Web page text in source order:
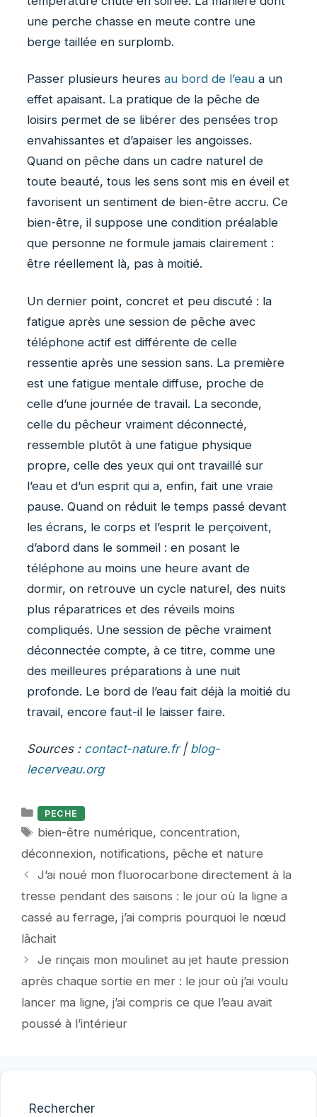
une perche chasse en meute contre une
berge taillée en surplomb.
Passer plusieurs heures au bord de l’eau a un
effet apaisant. La pratique de la pêche de
loisirs permet de se libérer des pensées trop
envahissantes et d’apaiser les angoisses.
Quand on pêche dans un cadre naturel de
toute beauté, tous les sens sont mis en éveil et
favorisent un sentiment de bien-être accru. Ce
bien-être, il suppose une condition préalable
que personne ne formule jamais clairement :
être réellement là, pas à moitié.
Un dernier point, concret et peu discuté : la
fatigue après une session de pêche avec
téléphone actif est différente de celle
ressentie après une session sans. La première
est une fatigue mentale diffuse, proche de
celle d’une journée de travail. La seconde,
celle du pêcheur vraiment déconnecté,
ressemble plutôt à une fatigue physique
propre, celle des yeux qui ont travaillé sur
l’eau et d’un esprit qui a, enfin, fait une vraie
pause. Quand on réduit le temps passé devant
les écrans, le corps et l’esprit le perçoivent,
d’abord dans le sommeil : en posant le
téléphone au moins une heure avant de
dormir, on retrouve un cycle naturel, des nuits
plus réparatrices et des réveils moins
compliqués. Une session de pêche vraiment
déconnectée compte, à ce titre, comme une
des meilleures préparations à une nuit
profonde. Le bord de l’eau fait déjà la moitié du
travail, encore faut-il le laisser faire.
Sources : contact-nature.fr| blog-
lecerveau.org
Catégories
PECHE
Étiquettes
bien-être numérique,concentration,
déconnexion, notifications, pêche et nature
J’ai noué mon fluorocarbone directement à la
tresse pendant des saisons : le jour où la ligne a
cassé au ferrage, j’ai compris pourquoi le nœud
lâchait
Je rinçais mon moulinet au jet haute pression
après chaque sortie en mer : le jour où j’ai voulu
lancer ma ligne, j’ai compris ce que l’eau avait
poussé à l’intérieur
Rechercher